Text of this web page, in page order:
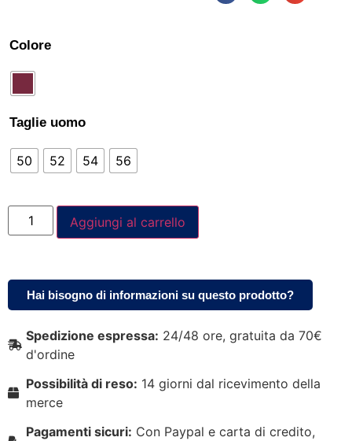
Colore
Taglie uomo
50 52 54 56
Aggiungi al carrello
Hai bisogno di informazioni su questo prodotto?
Spedizione espressa: 24/48 ore, gratuita da 70€
d'ordine
Possibilità di reso: 14 giorni dal ricevimento della
merce
Pagamenti sicuri: Con Paypal e carta di credito,